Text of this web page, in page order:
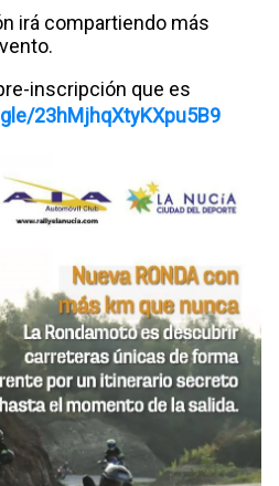
irá compartiendo más
inscripción que es
23hMjhqXtyKXpu5B9